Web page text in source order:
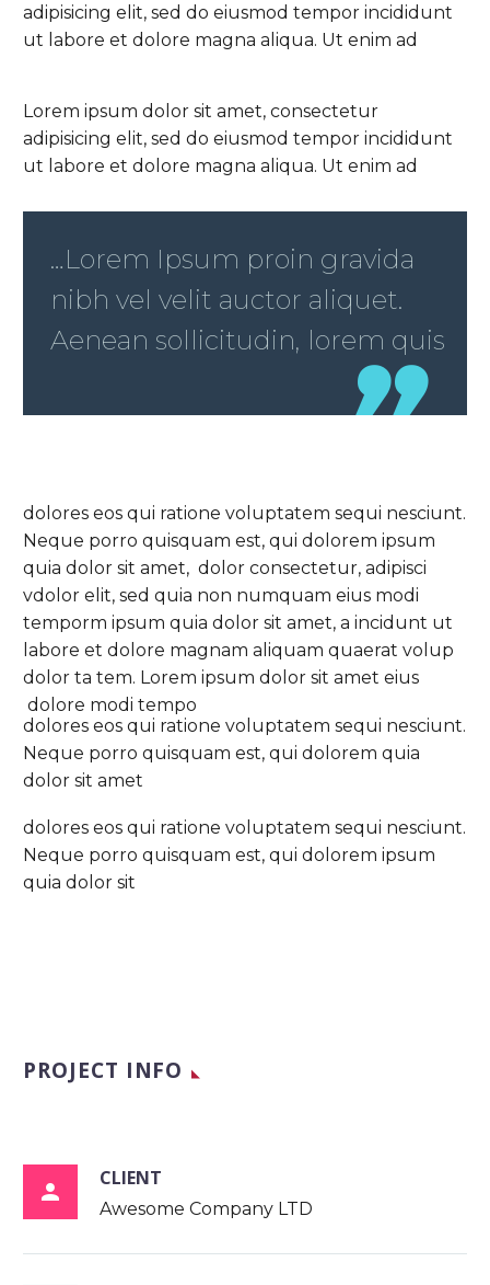
adipisicing elit, sed do eiusmod tempor incididunt
ut labore et dolore magna aliqua. Ut enim ad
Lorem ipsum dolor sit amet, consectetur
adipisicing elit, sed do eiusmod tempor incididunt
ut labore et dolore magna aliqua. Ut enim ad
…Lorem Ipsum proin gravida
nibh vel velit auctor aliquet.
Aenean sollicitudin, lorem quis
dolores eos qui ratione voluptatem sequi nesciunt.
Neque porro quisquam est, qui dolorem ipsum
quia dolor sit amet, dolor consectetur, adipisci
vdolor elit, sed quia non numquam eius modi
temporm ipsum quia dolor sit amet, a incidunt ut
labore et dolore magnam aliquam quaerat volup
dolor ta tem. Lorem ipsum dolor sit amet eius
dolore modi tempo
dolores eos qui ratione voluptatem sequi nesciunt.
Neque porro quisquam est, qui dolorem quia
dolor sit amet
dolores eos qui ratione voluptatem sequi nesciunt.
Neque porro quisquam est, qui dolorem ipsum
quia dolor sit
PROJECT INFO

CLIENT
Awesome Company LTD